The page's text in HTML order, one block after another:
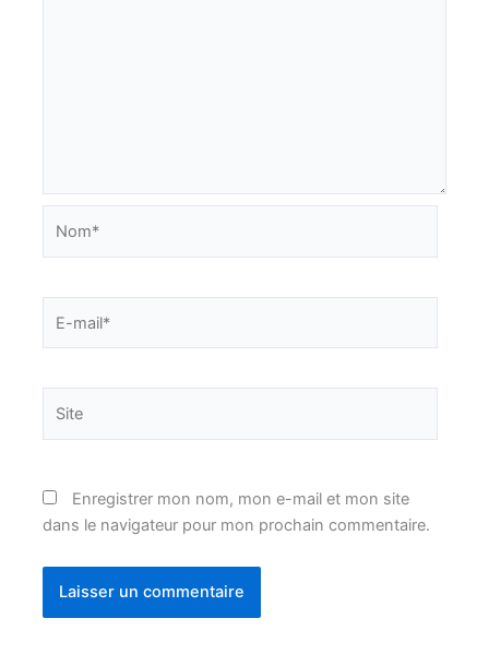
mail*
Enregistrer mon nom, mon e-mail et mon site
dans le navigateur pour mon prochain commentaire.